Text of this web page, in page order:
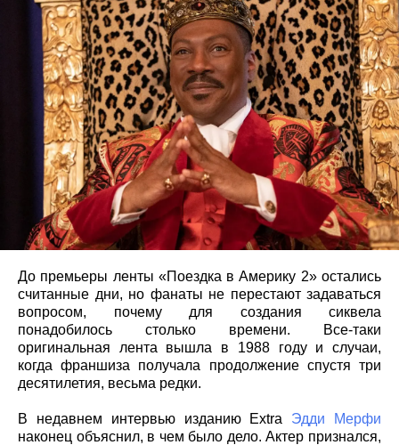
До премьеры ленты «Поездка в Америку 2» остались
считанные дни, но фанаты не перестают задаваться
вопросом, почему для создания сиквела
понадобилось столько времени. Все-таки
оригинальная лента вышла в 1988 году и случаи,
когда франшиза получала продолжение спустя три
десятилетия, весьма редки.
В недавнем интервью изданию Extra Эдди Мерфи
наконец объяснил, в чем было дело. Актер признался,